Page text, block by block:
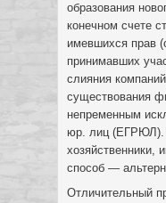
образования
конечном счете
имевшихся прав
принимавших
слияния
существования
непременным
юр. лиц (ЕГРЮЛ).
хозяйственники,
способ —
Отличительный